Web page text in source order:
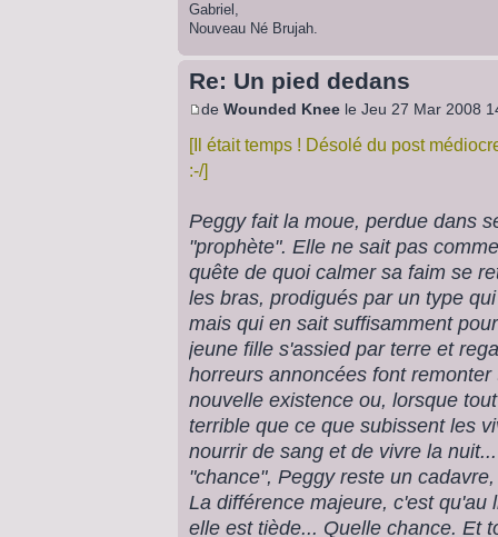
Gabriel,
Nouveau Né Brujah.
Re: Un pied dedans
de Wounded Knee le Jeu 27 Mar 2008
[Il était temps ! Désolé du post
:-/]
Peggy fait la moue, perdue dans
"prophète". Elle ne sait pas
quête de quoi calmer sa faim se
les bras, prodigués par un type
mais qui en sait suffisamment
jeune fille s'assied par terre et
horreurs annoncées font
nouvelle existence ou, lorsque
terrible que ce que subissent les
nourrir de sang et de vivre la
"chance", Peggy reste un
La différence majeure, c'est
elle est tiède... Quelle chance. Et